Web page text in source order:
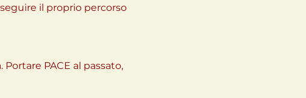
il proprio percorso
PACE al passato,